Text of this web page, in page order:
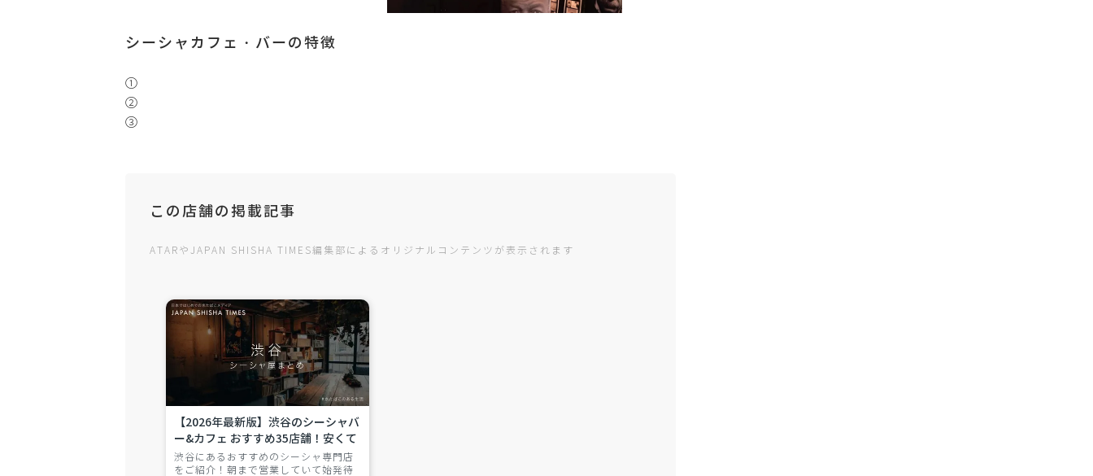
シーシャカフェ・バーの特徴
①
②
③
この店舗の掲載記事
ATARやJAPAN SHISHA TIMES編集部によるオリジナルコンテンツが表示されます
【2026年最新版】渋谷のシーシャバ
ー&カフェ おすすめ35店舗！安くて
コスパが良い・デートに人気・おし
ゃれ・朝まで営業・個室ありなど
渋谷にあるおすすめのシーシャ専門店
をご紹介！朝まで営業していて始発待